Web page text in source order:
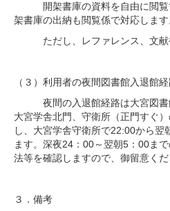
開架書庫の資料を自由に閲覧
架書庫の出納も閲覧係で対応します
ただし、レファレンス、文献複
（３）利用者の夜間図書館入退館
夜間の入退館経路は大宮図書
大宮学舎北門、守衛所（正門すぐ
し、大宮学舎守衛所で22:00から翌
ます。深夜24：00～翌朝5：00ま
法等を確認しますので、御留意くだ
３．備考